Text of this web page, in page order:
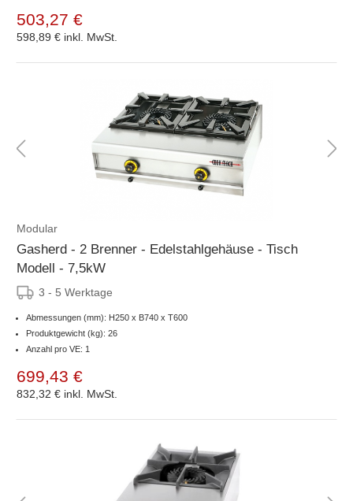
503,27 €
598,89 € inkl. MwSt.
Modular
Gasherd - 2 Brenner - Edelstahlgehäuse - Tisch
Modell - 7,5kW
3 - 5 Werktage
Abmessungen (mm): H250 x B740 x T600
Produktgewicht (kg): 26
Anzahl pro VE: 1
699,43 €
832,32 € inkl. MwSt.